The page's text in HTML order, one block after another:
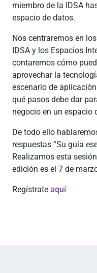
miembro de la IDSA
espacio de datos.
Nos centraremos en
IDSA y los Espacios
contaremos cómo
aprovechar la
escenario de
qué pasos debe dar
negocio en un espacio
De todo ello
respuestas “Su guía
Realizamos esta
edición es el 7 de
Regístrate aquí